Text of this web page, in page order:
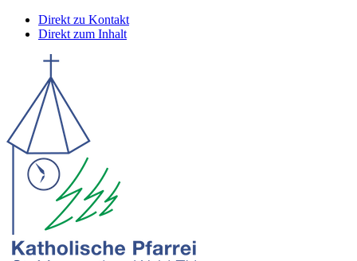
Direkt zu Kontakt
Direkt zum Inhalt